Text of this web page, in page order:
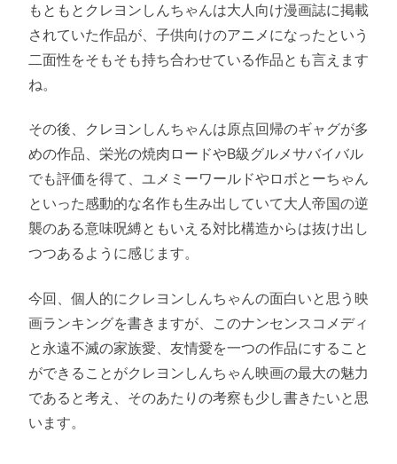
もともとクレヨンしんちゃんは大人向け漫画誌に掲載
されていた作品が、子供向けのアニメになったという
二面性をそもそも持ち合わせている作品とも言えます
ね。
その後、クレヨンしんちゃんは原点回帰のギャグが多
めの作品、栄光の焼肉ロードやB級グルメサバイバル
でも評価を得て、ユメミーワールドやロボとーちゃん
といった感動的な名作も生み出していて大人帝国の逆
襲のある意味呪縛ともいえる対比構造からは抜け出し
つつあるように感じます。
今回、個人的にクレヨンしんちゃんの面白いと思う映
画ランキングを書きますが、このナンセンスコメディ
と永遠不滅の家族愛、友情愛を一つの作品にすること
ができることがクレヨンしんちゃん映画の最大の魅力
であると考え、そのあたりの考察も少し書きたいと思
います。